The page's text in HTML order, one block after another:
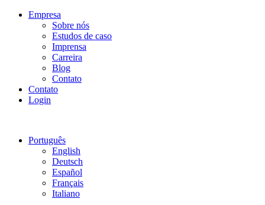
Empresa
Sobre nós
Estudos de caso
Imprensa
Carreira
Blog
Contato
Contato
Login
Português
English
Deutsch
Español
Français
Italiano